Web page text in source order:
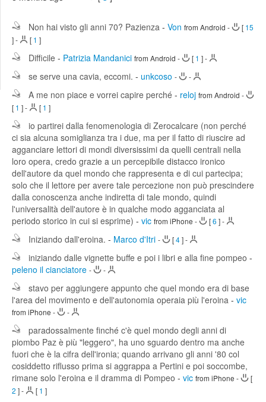
:LISTS
Edit
:ROOMS
Edit
Search
Non hai visto gli anni 70? Pazienza - Von from Android - [ 15
]- [ 1 ]
Difficile - Patrizia Mandanici from Android - [ 1 ]-
se serve una cavia, eccomi. - unkcoso - -
A me non piace e vorrei capire perché - reloj from Android -
[ 1 ]- [ 1 ]
io partirei dalla fenomenologia di Zerocalcare (non perché
ci sia alcuna somiglianza tra i due, ma per il fatto di riuscire ad
agganciare lettori di mondi diversissimi da quelli centrali nella
loro opera, credo grazie a un percepibile distacco ironico
dell'autore da quel mondo che rappresenta e di cui partecipa;
solo che il lettore per avere tale percezione non può prescindere
dalla conoscenza anche indiretta di tale mondo, quindi
l'universalità dell'autore è in qualche modo agganciata al
periodo storico in cui si esprime) - vic from iPhone - [6 ]-
Iniziando dall'eroina. - Marco d'Itri - [4]-
iniziando dalle vignette buffe e poi i libri e alla fine pompeo -
peleno il cianciatore - -
stavo per aggiungere appunto che quel mondo era di base
l'area del movimento e dell'autonomia operaia più l'eroina - vic
from iPhone - -
paradossalmente finché c'è quel mondo degli anni di
piombo Paz è più "leggero", ha uno sguardo dentro ma anche
fuori che è la cifra dell'ironia; quando arrivano gli anni '80 col
cosiddetto riflusso prima si aggrappa a Pertini e poi soccombe,
rimane solo l'eroina e il dramma di Pompeo - vic from iPhone -
[
2 ]- [ 1 ]